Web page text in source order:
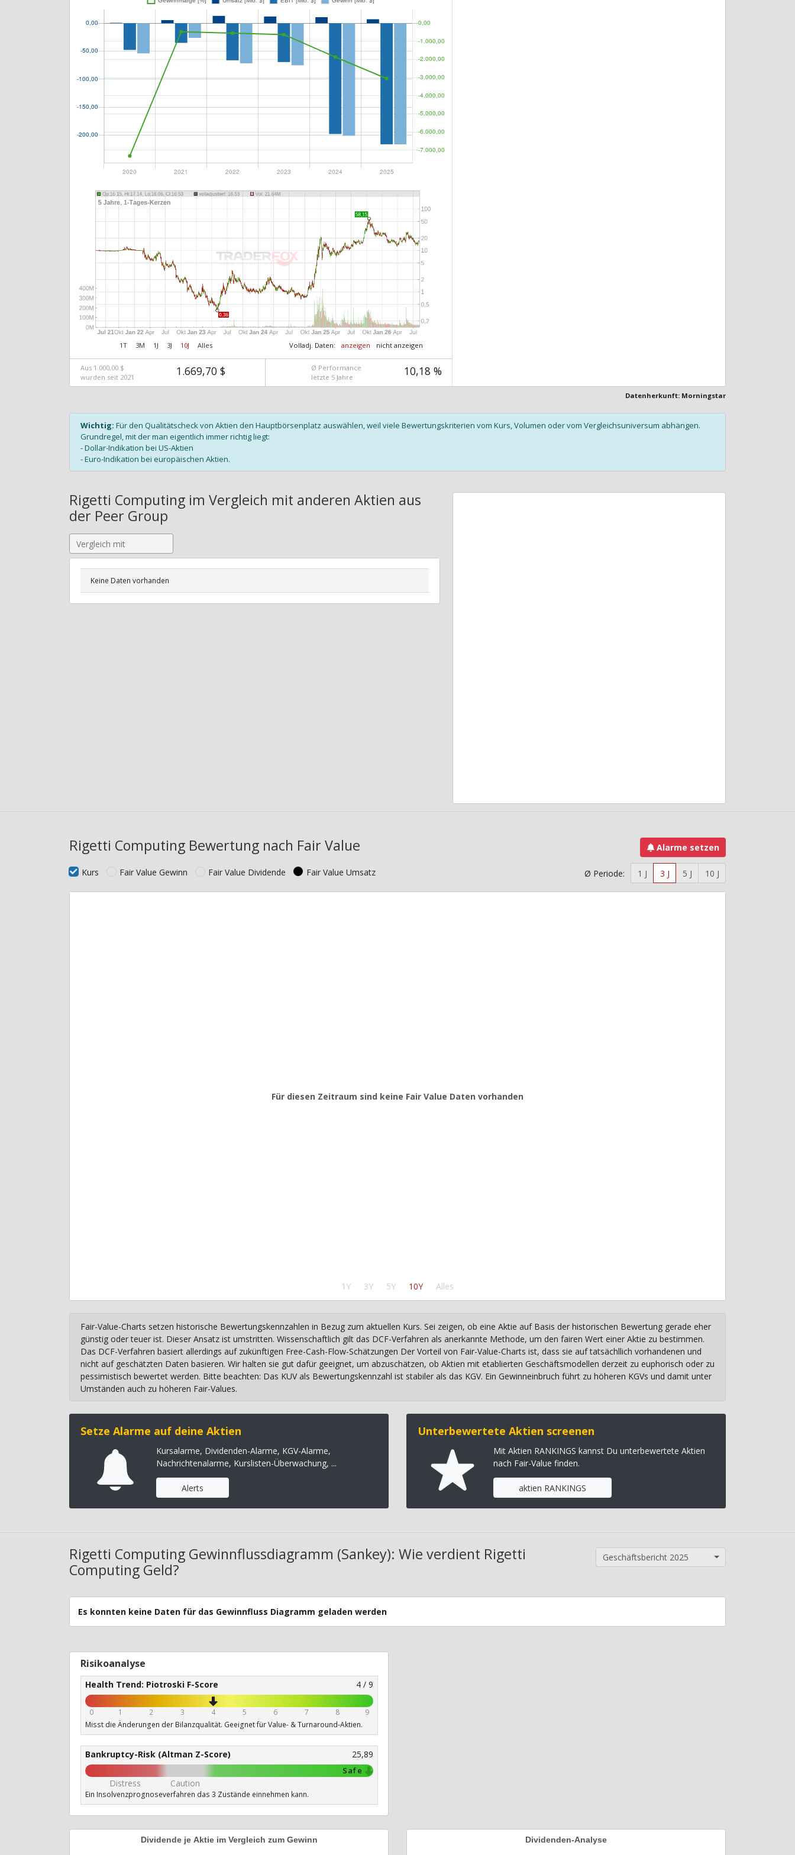
1T 3M 1J 3J 10J Alles Volladj. Daten: anzeigen nicht anzeigen
Aus 1.000,00 $
wurden seit 2021
1.669,70 $
Ø Performance
letzte 5 Jahre
10,18 %
Datenherkunft: Morningstar
Wichtig: Für den Qualitätscheck von Aktien den Hauptbörsenplatz auswählen, weil viele Bewertungskriterien vom Kurs, Volumen oder vom Vergleichsuniversum abhängen.
Grundregel, mit der man eigentlich immer richtig liegt:
- Dollar-Indikation bei US-Aktien
- Euro-Indikation bei europäischen Aktien.
Rigetti Computing im Vergleich mit anderen Aktien aus
der Peer Group
Keine Daten vorhanden
Rigetti Computing Bewertung nach Fair Value Alarme setzen
Kurs Fair Value Gewinn Fair Value Dividende Fair Value Umsatz Ø Periode: 1 J 3 J 5 J 10 J
1Y 3Y 5Y 10Y Alles
Für diesen Zeitraum sind keine Fair Value Daten vorhanden
Fair-Value-Charts setzen historische Bewertungskennzahlen in Bezug zum aktuellen Kurs. Sei zeigen, ob eine Aktie auf Basis der historischen Bewertung gerade eher
günstig oder teuer ist. Dieser Ansatz ist umstritten. Wissenschaftlich gilt das DCF-Verfahren als anerkannte Methode, um den fairen Wert einer Aktie zu bestimmen.
Das DCF-Verfahren basiert allerdings auf zukünftigen Free-Cash-Flow-Schätzungen Der Vorteil von Fair-Value-Charts ist, dass sie auf tatsächllich vorhandenen und
nicht auf geschätzten Daten basieren. Wir halten sie gut dafür geeignet, um abzuschätzen, ob Aktien mit etablierten Geschäftsmodellen derzeit zu euphorisch oder zu
pessimistisch bewertet werden. Bitte beachten: Das KUV als Bewertungskennzahl ist stabiler als das KGV. Ein Gewinneinbruch führt zu höheren KGVs und damit unter
Umständen auch zu höheren Fair-Values.
Setze Alarme auf deine Aktien
Kursalarme, Dividenden-Alarme, KGV-Alarme,
Nachrichtenalarme, Kurslisten-Überwachung, ...
Alerts
Unterbewertete Aktien screenen
Mit Aktien RANKINGS kannst Du unterbewertete Aktien
nach Fair-Value finden.
aktien RANKINGS
Rigetti Computing Gewinnflussdiagramm (Sankey): Wie verdient Rigetti
Computing Geld?
Geschäftsbericht 2025
Es konnten keine Daten für das Gewinnfluss Diagramm geladen werden
Risikoanalyse
Health Trend: Piotroski F-Score 4 / 9
0 1 2 3 4 5 6 7 8
9
Misst die Änderungen der Bilanzqualität. Geeignet für Value- & Turnaround-Aktien.
Bankruptcy-Risk (Altman Z-Score) 25,89
Safe
Distress Caution
Ein Insolvenzprognoseverfahren das 3 Zustände einnehmen kann.